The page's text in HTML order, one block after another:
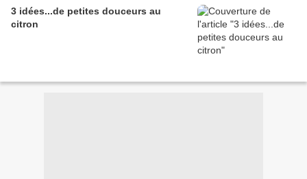
3 idées...de petites douceurs au
citron